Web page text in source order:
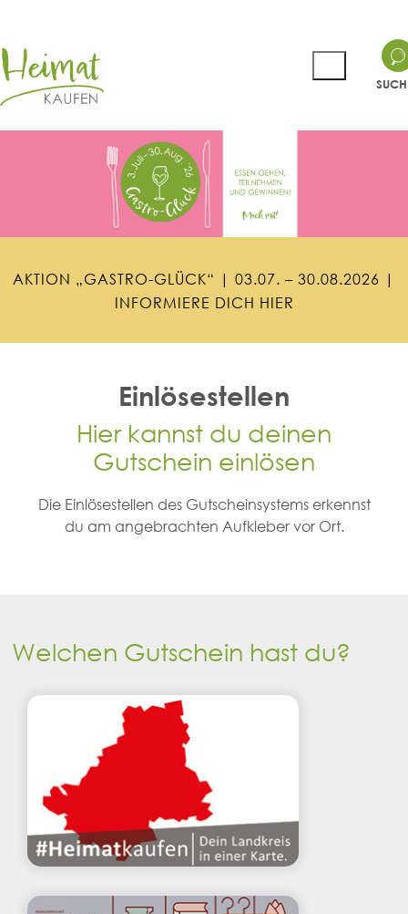
AKTION „GASTRO-GL ÜCK“ | 03.07. – 30.08.2026 |
INFORMIERE DICH HIER
Einlösestellen
Hier kannst du deinen
Gutschein einlösen
Die Einlösestellen des Gutscheinsystems erkennst
du am angebrachten Aufkleber vor Ort.
Welchen Gutschein hast du?